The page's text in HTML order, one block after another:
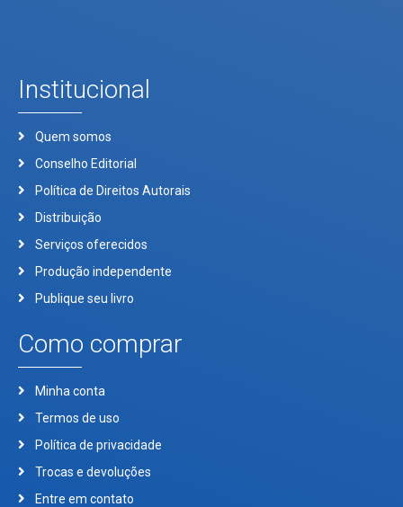
Institucional
Quem somos
Conselho Editorial
Política de Direitos Autorais
Distribuição
Serviços oferecidos
Produção independente
Publique seu livro
Como comprar
Minha conta
Termos de uso
Política de privacidade
Trocas e devoluções
Entre em contato